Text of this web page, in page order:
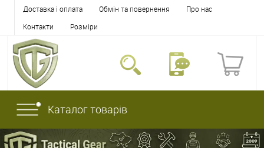
Доставка і оплата Обмін та повернення
Про нас
Контакти
Розміри
Каталог товарів